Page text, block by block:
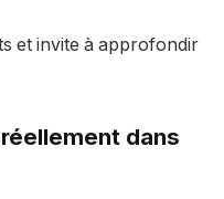
et invite à approfondir
dans